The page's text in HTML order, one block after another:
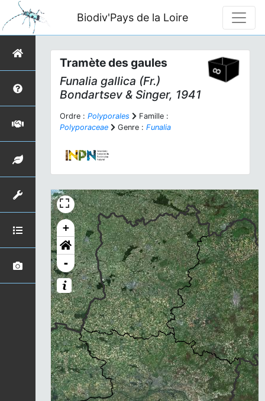
Biodiv'Pays de la Loire
Tramète des gaules
Funalia gallica (Fr.)
Bondartsev & Singer, 1941
Ordre : Polyporales
Famille :
Polyporaceae
Genre : Funalia
+
-